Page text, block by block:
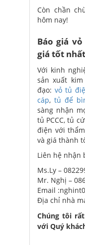
Còn chần
hôm nay!
Báo giá
giá tốt
Với kinh
sản xuất
đạo:vỏ tủ
cáp, tủ để
sàng nhận
tủ PCCC, tủ
điện với
và giá thành
Liên hệ nhận
Ms.Ly –
Mr. Nghị –
Email
Địa chỉ nhà
Chúng tôi
với Quý